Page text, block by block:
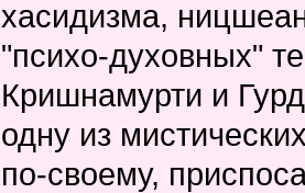
хасидизма,
"психо-духовных"
Кришнамурти и
одну из
по-своему,